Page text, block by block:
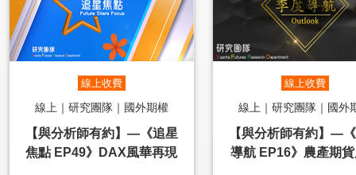
線上收費
線上｜研究團隊｜國外期權
【與分析師有約】—《追星
焦點 EP49》DAX風華再現
線上收費
線上｜研究團隊｜國外
【與分析師有約】—
導航 EP16》農產期